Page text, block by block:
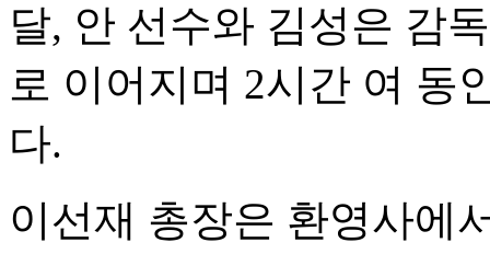
달, 안 선수와 김성은 감
로 이어지며 2시간 여 동
다.
이선재 총장은 환영사에